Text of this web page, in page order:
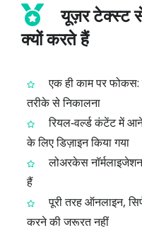
यूज़र टेक्स्ट
क्यों करते हैं
एक ही काम पर
तरीके से निकालना
रियल‑वर्ल्ड कंटेंट में
के लिए डिज़ाइन किया गया
लोअरकेस
हैं
पूरी तरह ऑनलाइन,
करने की जरूरत नहीं